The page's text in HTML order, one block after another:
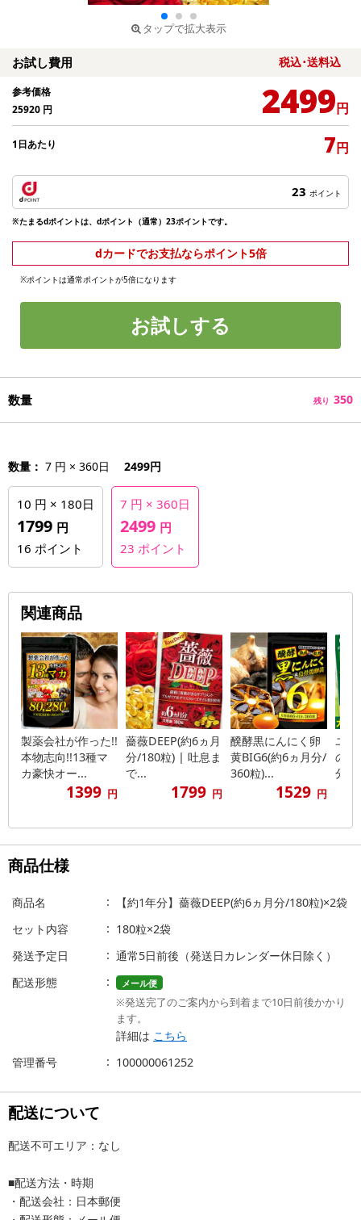
タップで拡大表示
お試し費用 税込･送料込
参考価格
25920 円 2499円
1日あたり 7円
23 ポイント
※たまるdポイントは、dポイント（通常）23ポイントです。
dカードでお支払ならポイント5倍
※ポイントは通常ポイントが5倍になります
お試しする
数量 残り 350
数量： 7 円 × 360日 2499円
10 円 × 180日
1799 円
16 ポイント
7 円 × 360日
2499 円
23 ポイント
関連商品
製薬会社が作った!!
本物志向!!13種マ
カ豪快オー...
1399 円
薔薇DEEP(約6ヵ月
分/180粒) | 吐息ま
で...
1799 円
醗酵黒にんにく卵
黄BIG6(約6ヵ月分/
360粒)...
1529 円
ユ
の乳
分/
商品仕様
商品名
【約1年分】薔薇DEEP(約6ヵ月分/180粒)×2袋
セット内容
180粒×2袋
発送予定日
通常5日前後（発送日カレンダー休日除く）
配送形態
メール便
※発送完了のご案内から到着まで10日前後かかり
ます。
詳細は こちら
管理番号
100000061252
配送について
配送不可エリア：なし
■配送方法・時期
・配送会社：日本郵便